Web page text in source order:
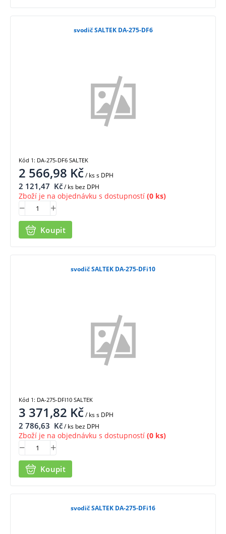
svodič SALTEK DA-275-DF6
2 566,98 Kč/ kss DPH
2 121,47 Kč/ ks bez DPH
Zboží je na objednávku s dostupností (0 ks)
Koupit
Kód 1: DA-275-DF6 SALTEK
svodič SALTEK DA-275-DFi10
3 371,82 Kč/ kss DPH
2 786,63 Kč/ ks bez DPH
Zboží je na objednávku s dostupností (0 ks)
Koupit
Kód 1: DA-275-DFI10 SALTEK
svodič SALTEK DA-275-DFi16